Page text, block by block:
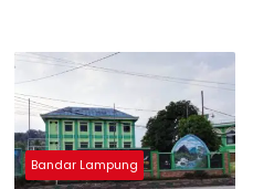
Bandar Lampung